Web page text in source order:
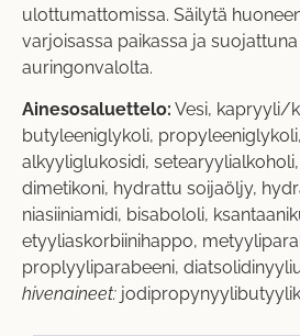
ulottumattomissa. Säilytä
varjoisassa paikassa ja
auringonvalolta.
Ainesosaluettelo: Vesi, kapryyli/
butyleeniglykoli,
alkyyliglukosidi,
dimetikoni, hydrattu soijaöljy,
niasiiniamidi, bisabololi,
etyyliaskorbiinihappo,
proplyyliparabeeni,
hivenaineet: